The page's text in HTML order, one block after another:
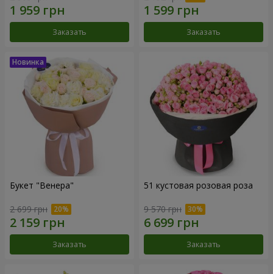
Заказать Заказать
Букет "Венера"
2 699 грн
Заказать
51 кустовая розовая роза
9 570 грн
Заказать